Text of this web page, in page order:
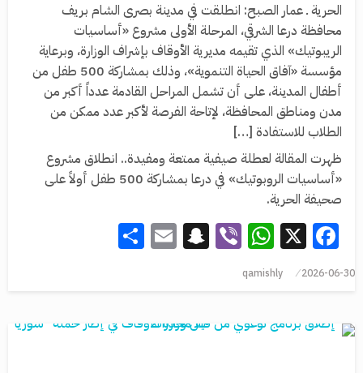
الحرية ـ عمار الصبح: انطلقت في مدينة بصرى الشام بريف
محافظة درعا الشرقي، المرحلة الأولى مشروع «أساسيات
الريبوتيك» الذي تقيمه مديرية الأوقاف بإشراف الوزارة، وبرعاية
مؤسسة «آفاق الحياة التنموية»، وذلك بمشاركة 500 طفل من
أطفال المدينة، على أن تشمل المراحل القادمة عدداً أكبر من
مدن ومناطق المحافظة، لإتاحة الفرصة لأكبر عدد ممكن من
الطلاب للاستفادة […]
ظهرت المقالة لعطلة صيفية ممتعة ومفيدة.. انطلاق مشروع
«أساسيات الروبوتيك» في درعا بمشاركة 500 طفل أولاً على
صحيفة الحرية.
Facebook
X
WhatsApp
Viber
Snapchat
Email
2026-06-30
qamishly